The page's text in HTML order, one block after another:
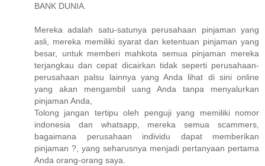
BANK DUNIA.
Mereka adalah satu-satunya perusahaan pinjaman yang
asli, mereka memiliki syarat dan ketentuan pinjaman yang
besar, untuk memberi mahkota semua pinjaman mereka
terjangkau dan cepat dicairkan tidak seperti perusahaan-
perusahaan palsu lainnya yang Anda lihat di sini online
yang akan mengambil uang Anda tanpa menyalurkan
pinjaman Anda,
Tolong jangan tertipu oleh penguji yang memiliki nomor
indonesia dan whatsapp, mereka semua scammers,
bagaimana perusahaan individu dapat memberikan
pinjaman ?, yang seharusnya menjadi pertanyaan pertama
Anda orang-orang saya.